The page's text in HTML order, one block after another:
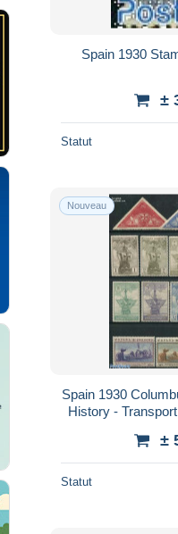
Spain 1930
±
Statut
Nouveau
Spain 1930
History -
±
Statut